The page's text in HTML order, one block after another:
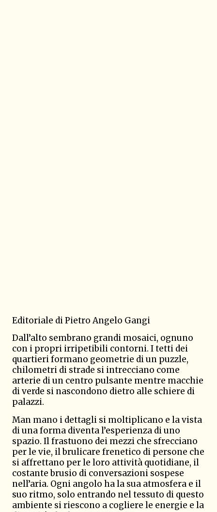
Editoriale di Pietro Angelo Gangi
Dall’alto sembrano grandi mosaici, ognuno
con i propri irripetibili contorni. I tetti dei
quartieri formano geometrie di un puzzle,
chilometri di strade si intrecciano come
arterie di un centro pulsante mentre macchie
di verde si nascondono dietro alle schiere di
palazzi.
Man mano i dettagli si moltiplicano e la vista
di una forma diventa l’esperienza di uno
spazio. Il frastuono dei mezzi che sfrecciano
per le vie, il brulicare frenetico di persone che
si affrettano per le loro attività quotidiane, il
costante brusio di conversazioni sospese
nell’aria. Ogni angolo ha la sua atmosfera e il
suo ritmo, solo entrando nel tessuto di questo
ambiente si riescono a cogliere le energie e la